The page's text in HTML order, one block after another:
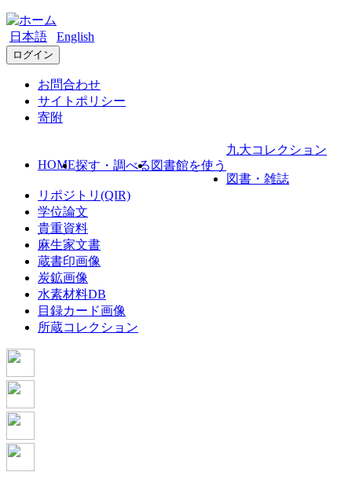
日本語 English
ログイン
お問合わせ
サイトポリシー
寄附
HOME探す・調べる 図書館を使う
九大コレクション
図書・雑誌
リポジトリ(QIR)
学位論文
貴重資料
麻生家文書
蔵書印画像
炭鉱画像
水素材料DB
目録カード画像
所蔵コレクション